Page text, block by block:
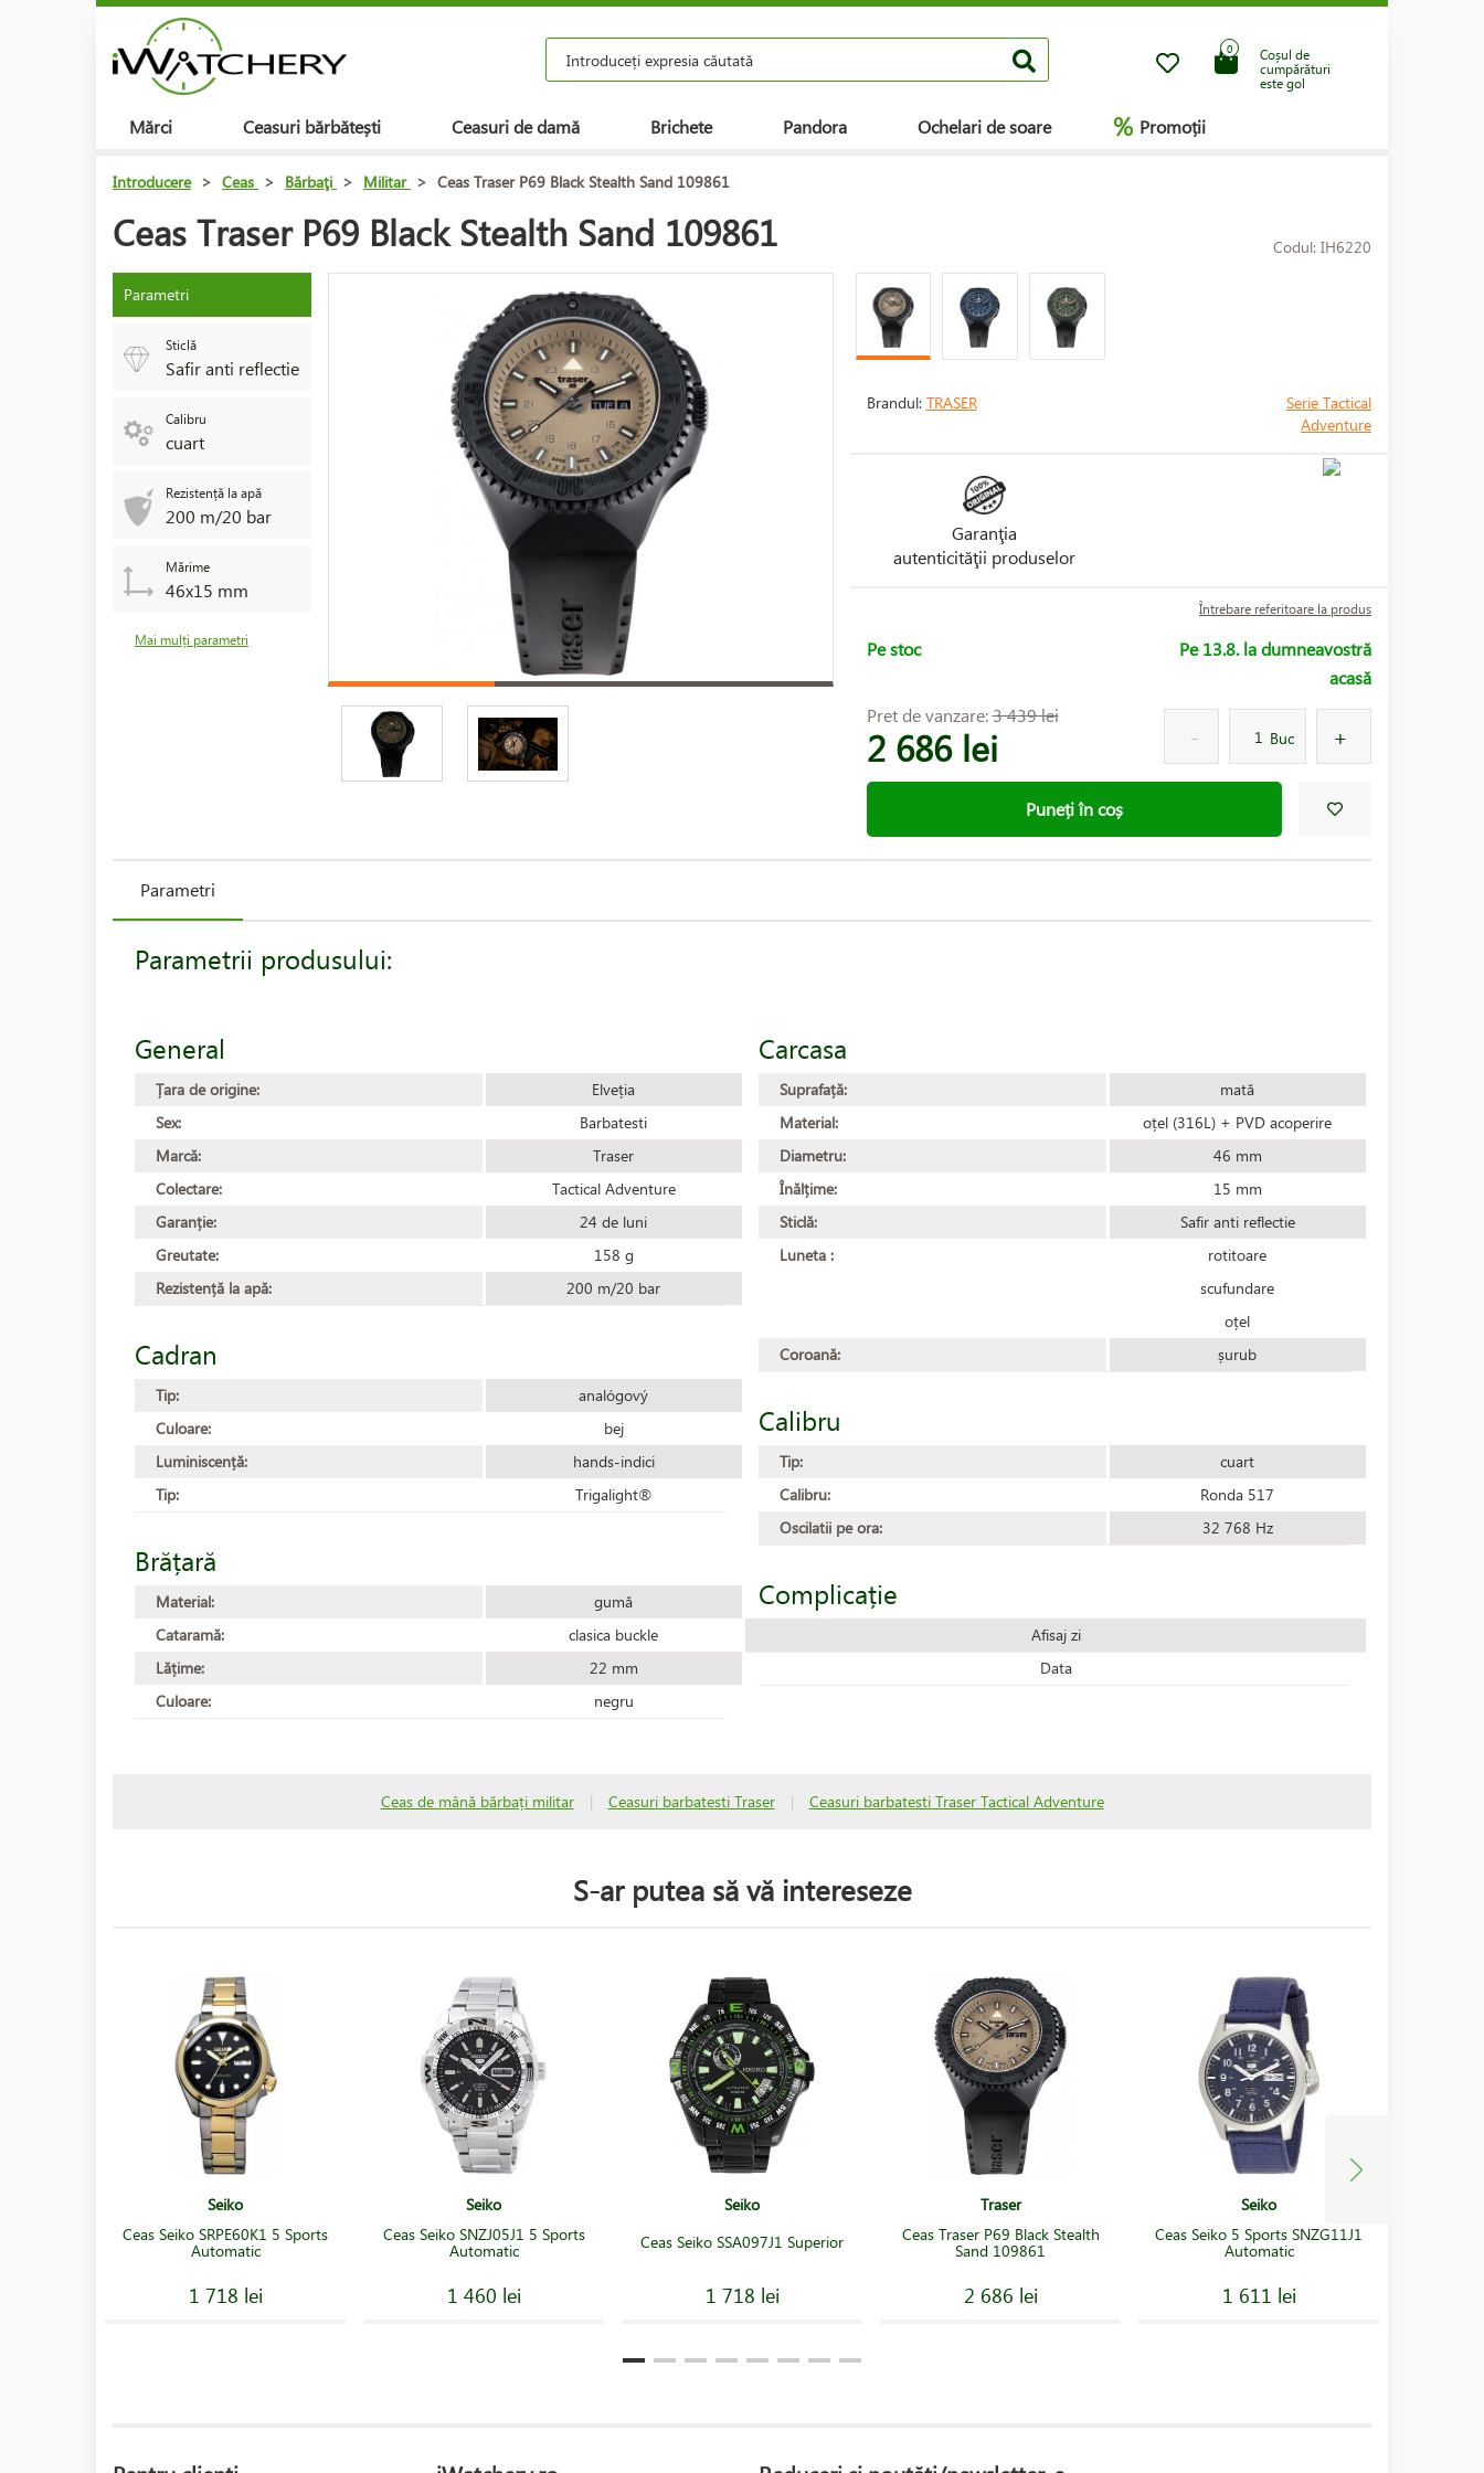
Coșul de
cumpărături
este gol
0
Mărci Ceasuri bărbătești Ceasuri de damă Brichete Pandora Ochelari de soare % Promoții
Introducere > Ceas > Bărbaţi > Militar > Ceas Traser P69 Black Stealth Sand 109861
Ceas Traser P69 Black Stealth Sand 109861 Codul: IH6220
Parametri
Sticlă
Safir anti reflectie
Calibru
cuart
Rezistență la apă
200 m/20 bar
Mărime
46x15 mm
Mai mulți parametri
Brandul: TRASER
Serie Tactical
Adventure
Garanţia
autenticităţii produselor
Întrebare referitoare la produs
Pe stoc
Pe 13.8. la dumneavostră
acasă
Pret de vanzare:3 439 lei
2 686 lei Buc
Puneți în coș
Parametri
Parametrii produsului:
General
Țara de origine:
Elveția
Sex:
Barbatesti
Marcă:
Traser
Colectare:
Tactical Adventure
Garanție:
24 de luni
Greutate:
158 g
Rezistență la apă:
200 m/20 bar
Cadran
Tip:
analógový
Culoare:
bej
Luminiscență:
hands-indici
Tip:
Trigalight®
Brățară
Material:
gumă
Cataramă:
clasica buckle
Lățime:
22 mm
Culoare:
negru
Carcasa
Suprafață:
mată
Material:
oțel (316L) + PVD acoperire
Diametru:
46 mm
Înălțime:
15 mm
Sticlă:
Safir anti reflectie
Luneta :
rotitoare
scufundare
oțel
Coroană:
șurub
Calibru
Tip:
cuart
Calibru:
Ronda 517
Oscilatii pe ora:
32 768 Hz
Complicație
Afisaj zi
Data
Ceas de mână bărbați militar | Ceasuri barbatesti Traser | Ceasuri barbatesti Traser Tactical Adventure
S-ar putea să vă intereseze
Seiko
Ceas Seiko SRPE60K1 5 Sports
Automatic
1 718 lei
Seiko
Ceas Seiko SNZJ05J1 5 Sports
Automatic
1 460 lei
Seiko
Ceas Seiko SSA097J1 Superior
1 718 lei
Traser
Ceas Traser P69 Black Stealth
Sand 109861
2 686 lei
Seiko
Ceas Seiko 5 Sports SNZG11J1
Automatic
1 611 lei